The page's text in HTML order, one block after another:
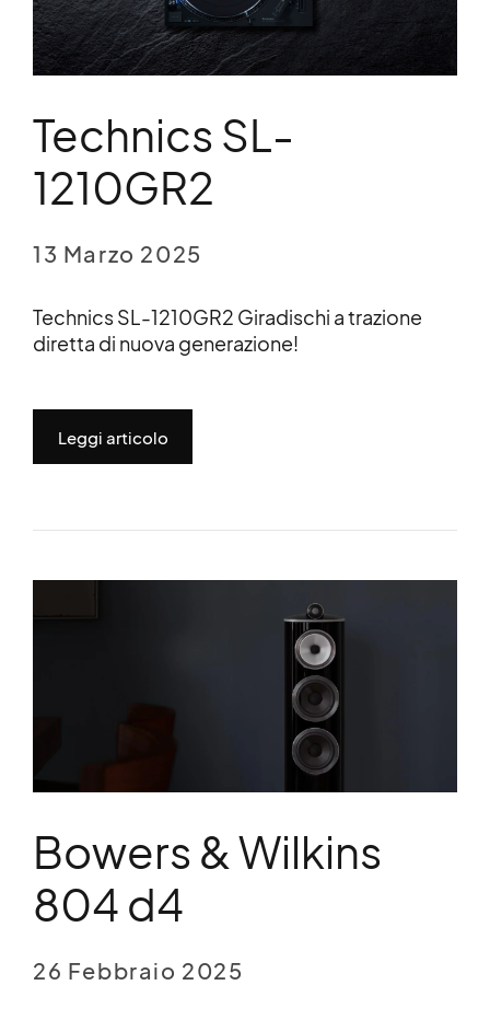
Technics SL-
1210GR2
13 Marzo 2025
Technics SL-1210GR2 Giradischi a trazione
diretta di nuova generazione!
Leggi articolo
Bowers & Wilkins
804 d4
26 Febbraio 2025